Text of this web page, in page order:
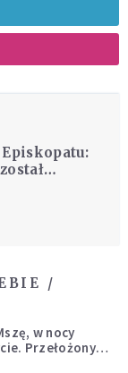
/
w nocy
Przełożony